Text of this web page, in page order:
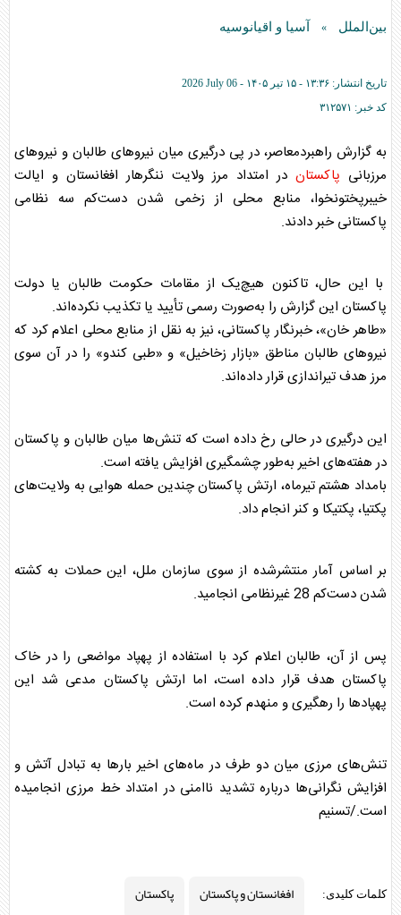
بین‌الملل » آسیا و اقیانوسیه
تاریخ انتشار: ۱۳:۳۶ - ۱۵ تير ۱۴۰۵ -
2026 July 06
کد خبر: ۳۱۲۵۷۱
به گزارش راهبردمعاصر، در پی درگیری میان نیروهای طالبان و نیروهای
مرزبانی پاکستان در امتداد مرز ولایت ننگرهار افغانستان و ایالت
خیبرپختونخوا، منابع محلی از زخمی شدن دست‌کم سه نظامی
پاکستانی خبر دادند.
با این حال، تاکنون هیچ‌یک از مقامات حکومت طالبان یا دولت
پاکستان این گزارش را به‌صورت رسمی تأیید یا تکذیب نکرده‌اند.
«طاهر خان»، خبرنگار پاکستانی، نیز به نقل از منابع محلی اعلام کرد که
نیروهای طالبان مناطق «بازار زخاخیل» و «طبی کندو» را در آن سوی
مرز هدف تیراندازی قرار داده‌اند.
این درگیری در حالی رخ داده است که تنش‌ها میان طالبان و پاکستان
در هفته‌های اخیر به‌طور چشمگیری افزایش یافته است.
بامداد هشتم تیرماه، ارتش پاکستانچندین حمله هوایی به ولایت‌های
پکتیا، پکتیکا و کنر انجام داد.
بر اساس آمار منتشرشده از سوی سازمان ملل، این حملات به کشته
شدن دست‌کم 28 غیرنظامی انجامید.
پس از آن، طالبان اعلام کرد با استفاده از پهپاد مواضعی را در خاک
پاکستانهدف قرار داده است، اما ارتش پاکستان مدعی شد این
پهپادها را رهگیری و منهدم کرده است.
تنش‌های مرزی میان دو طرف در ماه‌های اخیر بارها به تبادل آتش و
افزایش نگرانی‌ها درباره تشدید ناامنی در امتداد خط مرزی انجامیده
است./تسنیم
کلمات کلیدی: افغانستان و پاکستان پاکستان